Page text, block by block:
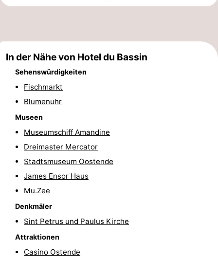
Rundfahrten
-
Indoor-
Spielplätze
-
Bowling
Zentren
Dörfer
Städte
Natur
Sport
Schwimmbader
Radfahren
Wandern
In der Nähe von Hotel du Bassin
Sehenswürdigkeiten
Fischmarkt
Blumenuhr
Museen
Museumschiff Amandine
Dreimaster Mercator
Stadtsmuseum Oostende
James Ensor Haus
Mu.Zee
Denkmäler
Sint Petrus und Paulus Kirche
Attraktionen
Casino Ostende